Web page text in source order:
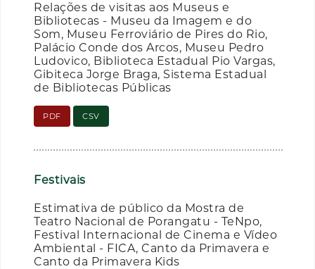
Relações de visitas aos Museus e
Bibliotecas - Museu da Imagem e do
Som, Museu Ferroviário de Pires do Rio,
Palácio Conde dos Arcos, Museu Pedro
Ludovico, Biblioteca Estadual Pio Vargas,
Gibiteca Jorge Braga, Sistema Estadual
de Bibliotecas Públicas
PDF CSV
Festivais
Estimativa de público da Mostra de
Teatro Nacional de Porangatu - TeNpo,
Festival Internacional de Cinema e Vídeo
Ambiental - FICA, Canto da Primavera e
Canto da Primavera Kids